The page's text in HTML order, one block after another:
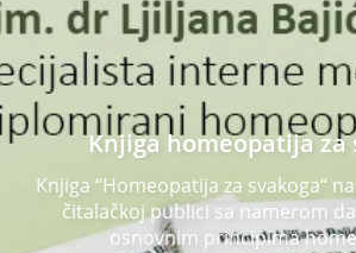
Knjiga homeopatija za
Knjiga “Homeopatija za svakoga“
čitalačkoj publici sa namerom
osnovnim principima